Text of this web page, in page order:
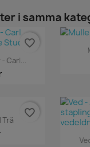
i samma
Carl...
favorite_border
Trä
favorite_border